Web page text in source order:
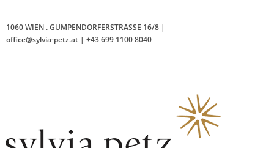
1060 WIEN .GUMPENDORFERSTRASSE 16/8 |
office@sylvia-petz.at | +43 699 1100 8040